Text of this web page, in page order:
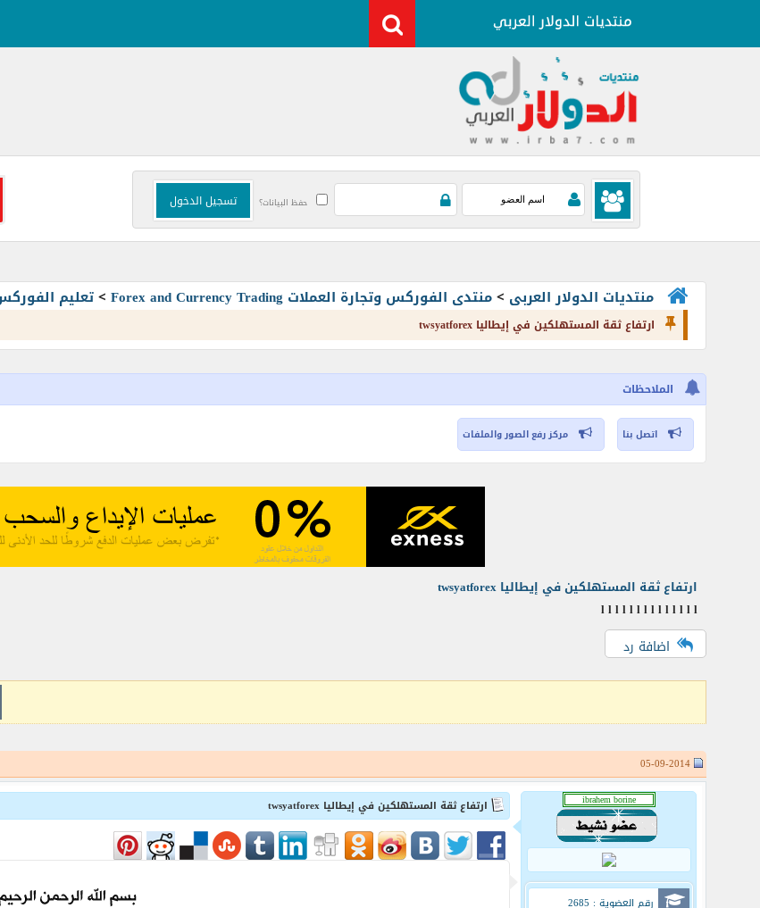
حفظ البيانات؟
منتديات الدولار العربى >منتدى الفوركس وتجارة العملات Forex and Currency Trading >تعليم
ارتفاع ثقة المستهلكين في إيطاليا twsyatforex
الملاحظات
اتصل بنا مركز رفع الصور والملفات
ارتفاع ثقة المستهلكين في إيطاليا twsyatforex
l l l l l l l l l l l l l l
اضافة رد
رقم العضوية : 2685
ارتفاع ثقة المستهلكين في إيطاليا twsyatforex